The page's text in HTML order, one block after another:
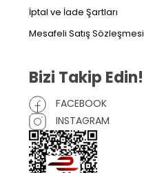
İptal ve İade Şartları
Mesafeli Satış Sözleşmesi
Bizi Takip Edin!
FACEBOOK
INSTAGRAM